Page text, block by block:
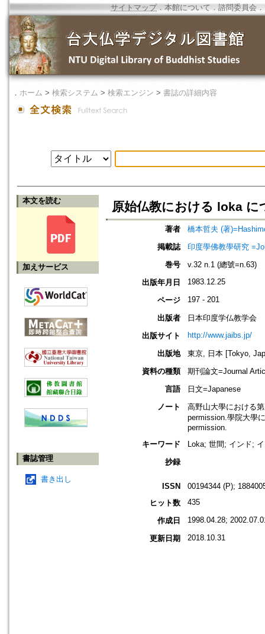
サイトマップ．本館について ． 諮問委員会 ．
． ホーム > 検索システム > 検索エンジン > 書誌の詳細内容
本文を読む
加えサービス
書誌管理
書き出し
原始仏教における loka に
著者
橋本哲夫 (著
掲載誌
印度學佛教學研究
巻号
v.32 n.1 (總號=n.63)
出版年月日
1983.12.25
ページ 197 - 201
出版者
日本印度学仏教学会
出版サイト
http://www.jaibs.jp/
出版地
東京, 日本 [Tokyo,
資料の種類
期刊論文=Journal
言語
日文=Japanese
ノート
高野山大學における
permission.學院大學
permission.
キーワード
Loka; 世間; インド;
抄録
ISSN
00194344 (P);
ヒット数
435
作成日 1998.04.28;
更新日期 2018.10.31